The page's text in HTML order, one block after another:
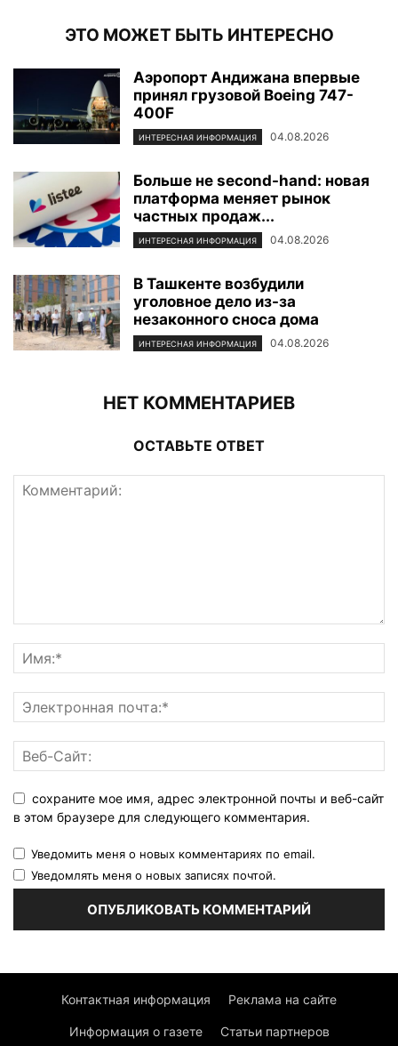
ЭТО МОЖЕТ БЫТЬ ИНТЕРЕСНО
Аэропорт Андижана впервые
принял грузовой Boeing 747-
400F
ИНТЕРЕСНАЯ ИНФОРМАЦИЯ 04.08.2026
Больше не second-hand: новая
платформа меняет рынок
частных продаж...
ИНТЕРЕСНАЯ ИНФОРМАЦИЯ 04.08.2026
В Ташкенте возбудили
уголовное дело из-за
незаконного сноса дома
ИНТЕРЕСНАЯ ИНФОРМАЦИЯ 04.08.2026
НЕТ КОММЕНТАРИЕВ
ОСТАВЬТЕ ОТВЕТ
сохраните мое имя, адрес электронной почты и веб-сайт
в этом браузере для следующего комментария.
Уведомить меня о новых комментариях по email.
Уведомлять меня о новых записях почтой.
Контактная информация Реклама на сайте
Информация о газете Статьи партнеров